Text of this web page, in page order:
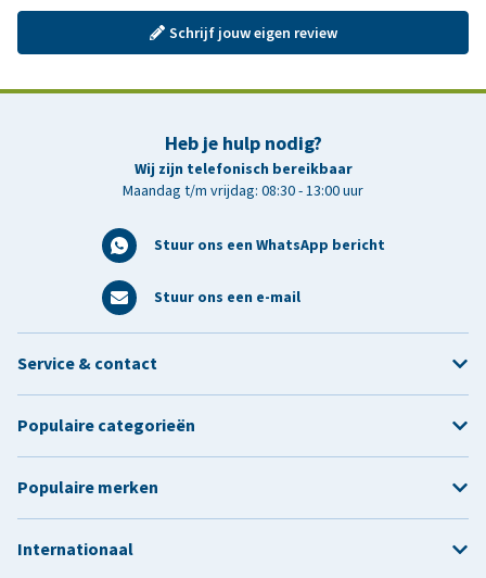
Schrijf jouw eigen review
Heb je hulp nodig?
Wij zijn telefonisch bereikbaar
Maandag t/m vrijdag: 08:30 - 13:00 uur
Stuur ons een WhatsApp bericht
Stuur ons een e-mail
Service & contact
Populaire categorieën
Populaire merken
Internationaal